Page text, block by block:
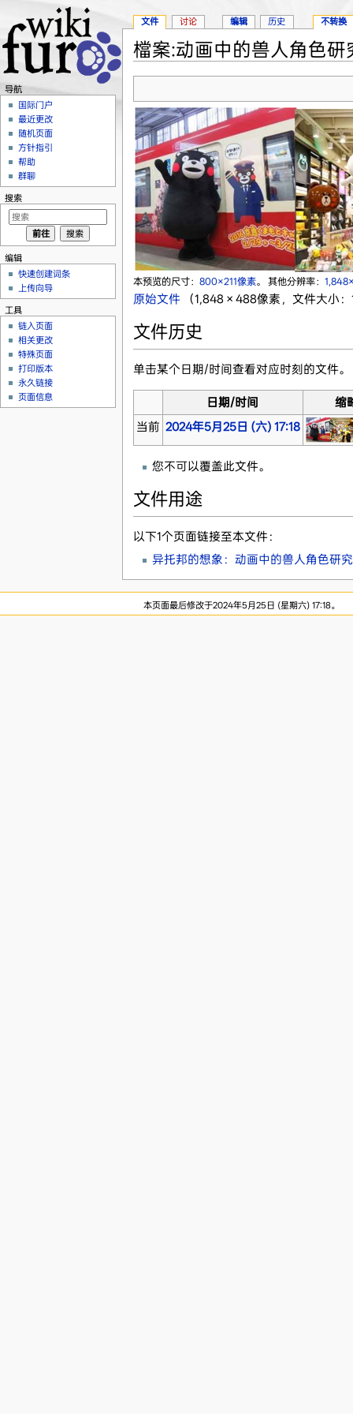
檔案:动画中的兽人角色研
本预览的尺寸： 800×211像素。 其他分辨率：
原始文件‎ （1,848 × 488像素，文件大小
文件历史
单击某个日期/时间查看对应时刻的文件。
日期/时间
缩
当前 2024年5月25日 (六) 17:18
您不可以覆盖此文件。
文件用途
以下1个页面链接至本文件：
异托邦的想象：动画中的兽人角色研
文件 讨论 编辑 历史 不转换
导航
国际门户
最近更改
随机页面
方针指引
帮助
群聊
搜索
编辑
快速创建词条
上传向导
工具
链入页面
相关更改
特殊页面
打印版本
永久链接
页面信息
本页面最后修改于2024年5月25日 (星期六) 17:18。